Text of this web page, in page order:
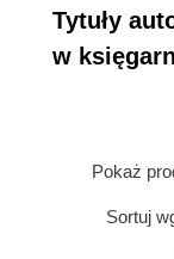
Tytuły
w
Pokaż
Sortuj